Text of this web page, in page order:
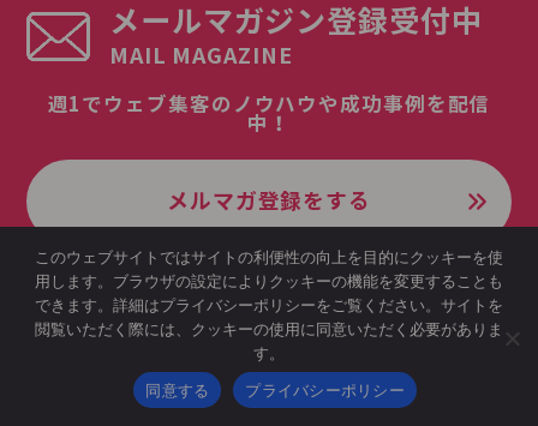
メールマガジン登録受付中
MAIL MAGAZINE
週1でウェブ集客のノウハウや成功事例を配信
中！
メルマガ登録をする
このウェブサイトではサイトの利便性の向上を目的にクッキーを使
用します。ブラウザの設定によりクッキーの機能を変更することも
できます。詳細はプライバシーポリシーをご覧ください。サイトを
閲覧いただく際には、クッキーの使用に同意いただく必要がありま
す。
同意する
プライバシーポリシー